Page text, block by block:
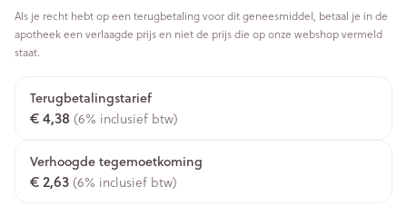
Als je recht hebt op een terugbetaling voor dit geneesmiddel, betaal je in de
apotheek een verlaagde prijs en niet de prijs die op onze webshop vermeld
staat.
Terugbetalingstarief
€ 4,38 (6% inclusief btw)
Verhoogde tegemoetkoming
€ 2,63 (6% inclusief btw)